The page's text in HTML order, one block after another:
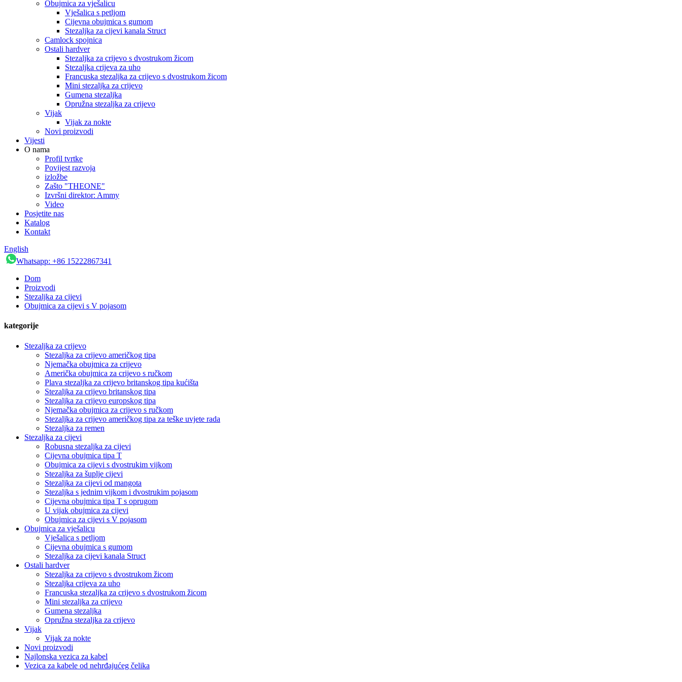
Obujmica za vješalicu
Vješalica s petljom
Cijevna obujmica s gumom
Stezaljka za cijevi kanala Struct
Camlock spojnica
Ostali hardver
Stezaljka za crijevo s dvostrukom žicom
Stezaljka crijeva za uho
Francuska stezaljka za crijevo s dvostrukom žicom
Mini stezaljka za crijevo
Gumena stezaljka
Opružna stezaljka za crijevo
Vijak
Vijak za nokte
Novi proizvodi
Vijesti
O nama
Profil tvrtke
Povijest razvoja
izložbe
Zašto "THEONE"
Izvršni direktor: Ammy
Video
Posjetite nas
Katalog
Kontakt
English
Whatsapp: +86 15222867341
Dom
Proizvodi
Stezaljka za cijevi
Obujmica za cijevi s V pojasom
kategorije
Stezaljka za crijevo
Stezaljka za crijevo američkog tipa
Njemačka obujmica za crijevo
Američka obujmica za crijevo s ručkom
Plava stezaljka za crijevo britanskog tipa kućišta
Stezaljka za crijevo britanskog tipa
Stezaljka za crijevo europskog tipa
Njemačka obujmica za crijevo s ručkom
Stezaljka za crijevo američkog tipa za teške uvjete rada
Stezaljka za remen
Stezaljka za cijevi
Robusna stezaljka za cijevi
Cijevna obujmica tipa T
Obujmica za cijevi s dvostrukim vijkom
Stezaljka za šuplje cijevi
Stezaljka za cijevi od mangota
Stezaljka s jednim vijkom i dvostrukim pojasom
Cijevna obujmica tipa T s oprugom
U vijak obujmica za cijevi
Obujmica za cijevi s V pojasom
Obujmica za vješalicu
Vješalica s petljom
Cijevna obujmica s gumom
Stezaljka za cijevi kanala Struct
Ostali hardver
Stezaljka za crijevo s dvostrukom žicom
Stezaljka crijeva za uho
Francuska stezaljka za crijevo s dvostrukom žicom
Mini stezaljka za crijevo
Gumena stezaljka
Opružna stezaljka za crijevo
Vijak
Vijak za nokte
Novi proizvodi
Najlonska vezica za kabel
Vezica za kabele od nehrđajućeg čelika